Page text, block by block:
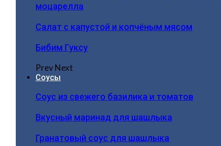
моцарелла
Салат с капустой и копчёным мясом
Бибим Гуксу
PrevNext
Соусы
Соус из свежего базилика и томатов
Вкусный маринад для шашлыка
Гранатовый соус для шашлыка